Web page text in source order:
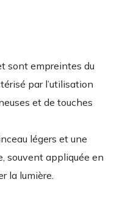
sont empreintes du
par l’utilisation
et de touches
légers et une
souvent appliquée en
la lumière.